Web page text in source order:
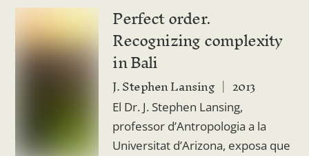
Perfect order.
Recognizing complexity
in Bali
J. Stephen Lansing 2013
El Dr. J. Stephen Lansing,
professor d’Antropologia a la
Universitat d’Arizona, exposa que